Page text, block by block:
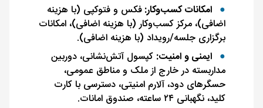
امکانات کسب‌وکار:فکس و فتوکپی (با هزینه
اضافی)، مرکز کسب‌وکار (با هزینه اضافی)، امکانات
برگزاری جلسه/رویداد (با هزینه اضافی).
ایمنی و امنیت: کپسول آتش‌نشانی، دوربین
مداربسته در خارج از ملک و مناطق عمومی،
حسگرهای دود، آلارم امنیتی، دسترسی با کارت
کلید، نگهبانی ۲۴ ساعته، صندوق امانات.